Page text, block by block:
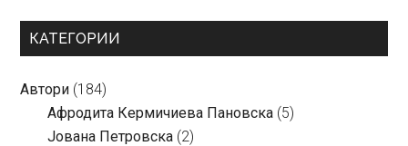
КАТЕГОРИИ
Автори (184)
Aфродита Кермичиева Пановска (5)
Јована Петровска (2)